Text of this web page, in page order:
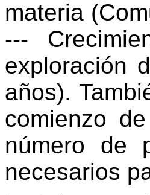
materia
---
exploración
años).
comienzo
número de
necesarios